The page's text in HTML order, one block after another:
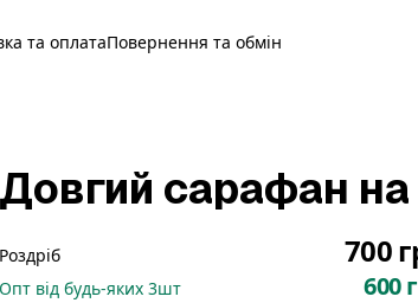
та оплатаПовернення та обмін
Довгий сарафан
Роздріб 700
Опт від будь-яких 3шт 600